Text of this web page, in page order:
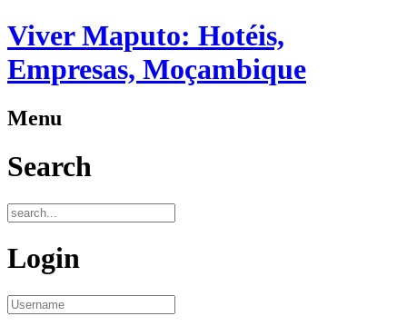
Viver Maputo: Hotéis,
Empresas, Moçambique
Menu
Search
Login